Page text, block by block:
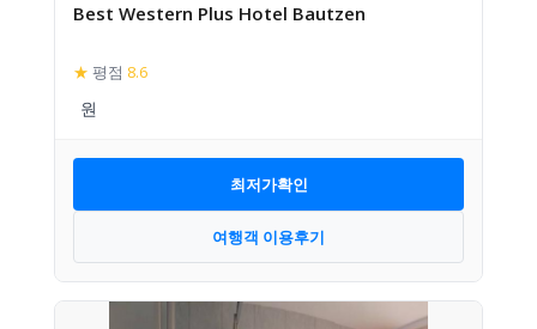
Best Western Plus Hotel Bautzen
★ 평점 8.6
최저가확인
여행객 이용후기